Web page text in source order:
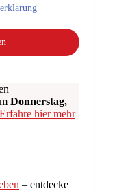
Donnerstag,
Erfahre hier mehr
– entdecke